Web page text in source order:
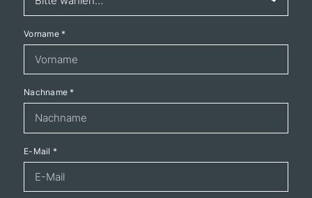
Vorname*
Nachname*
E-Mail *